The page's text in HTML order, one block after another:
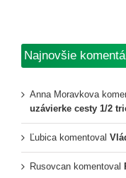
Najnovšie
Anna Moravkova
uzávierke cesty 1/2
Ľubicakomentoval
Rusovcan komentoval